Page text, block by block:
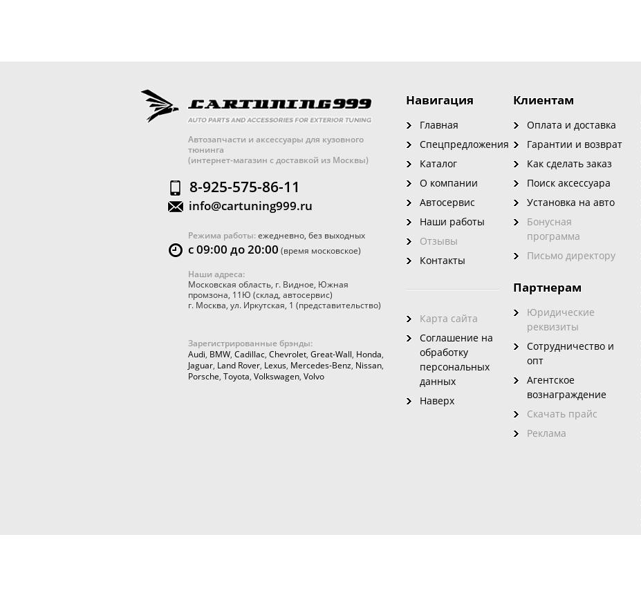
Автозапчасти и аксессуары для кузовного
тюнинга
(интернет-магазин с доставкой из Москвы)
8-925-575-86-11
info@cartuning999.ru
Режима работы:ежедневно, без выходных
с 09:00 до 20:00 (время московское)
Наши адреса:
Московская область, г. Видное, Южная
промзона, 11Ю (склад, автосервис)
г. Москва, ул. Иркутская, 1 (представительство)
Зарегистрированные брэнды:
Audi, BMW, Cadillac, Chevrolet, Great-Wall, Honda,
Jaguar, Land Rover, Lexus, Mercedes-Benz, Nissan,
Porsche, Toyota, Volkswagen, Volvo
Навигация
Главная
Спецпредложения
Каталог
О компании
Автосервис
Наши работы
Отзывы
Контакты
Карта сайта
Соглашение на
обработку
персональных
данных
Наверх
Клиентам
Оплата и доставка
Гарантии и возврат
Как сделать заказ
Поиск аксессуара
Установка на авто
Бонусная
программа
Письмо директору
Партнерам
Юридические
реквизиты
Сотрудничество и
опт
Агентское
вознаграждение
Скачать прайс
Реклама